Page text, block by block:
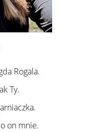
Rogala.
Ty.
on mnie.